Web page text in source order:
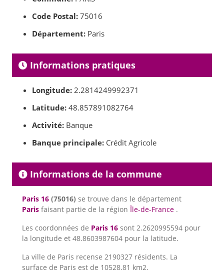
Code Postal: 75016
Département: Paris
Informations pratiques
Longitude: 2.2814249992371
Latitude: 48.857891082764
Activité: Banque
Banque principale: Crédit Agricole
Informations de la commune
Paris 16 (75016) se trouve dans le département
Paris faisant partie de la régionÎle-de-France .
Les coordonnées de Paris 16 sont 2.2620995594 pour
la longitude et 48.8603987604 pour la latitude.
La ville de Paris recense 2190327 résidents. La
surface de Paris est de 10528.81 km2.